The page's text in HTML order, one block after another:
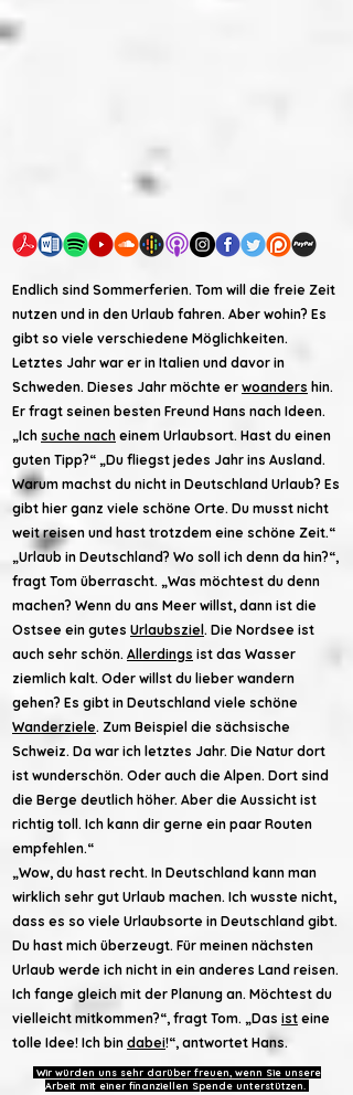
Endlich sind Sommerferien. Tom will die freie Zeit
nutzen und in den Urlaub fahren. Aber wohin? Es
gibt so viele verschiedene Möglichkeiten.
Letztes Jahr war er in Italien und davor in
Schweden. Dieses Jahr möchte er woanders hin.
Er fragt seinen besten Freund Hans nach Ideen.
„Ich suche nach einem Urlaubsort. Hast du einen
guten Tipp?“ „Du fliegst jedes Jahr ins Ausland.
Warum machst du nicht in Deutschland Urlaub? Es
gibt hier ganz viele schöne Orte. Du musst nicht
weit reisen und hast trotzdem eine schöne Zeit.“
„Urlaub in Deutschland? Wo soll ich denn da hin?“,
fragt Tom überrascht. „Was möchtest du denn
machen? Wenn du ans Meer willst, dann ist die
Ostsee ein gutes Urlaubsziel. Die Nordsee ist
auch sehr schön. Allerdings ist das Wasser
ziemlich kalt. Oder willst du lieber wandern
gehen? Es gibt in Deutschland viele schöne
Wanderziele. Zum Beispiel die sächsische
Schweiz. Da war ich letztes Jahr. Die Natur dort
ist wunderschön. Oder auch die Alpen. Dort sind
die Berge deutlich höher. Aber die Aussicht ist
richtig toll. Ich kann dir gerne ein paar Routen
empfehlen.“
„Wow, du hast recht. In Deutschland kann man
wirklich sehr gut Urlaub machen. Ich wusste nicht,
dass es so viele Urlaubsorte in Deutschland gibt.
Du hast mich überzeugt. Für meinen nächsten
Urlaub werde ich nicht in ein anderes Land reisen.
Ich fange gleich mit der Planung an. Möchtest du
vielleicht mitkommen?“, fragt Tom. „Das ist eine
tolle Idee! Ich bin dabei!“, antwortet Hans.
Wir würden uns sehr darüber freuen, wenn Sie unsere
Arbeit mit einer finanziellen Spende unterstützen.